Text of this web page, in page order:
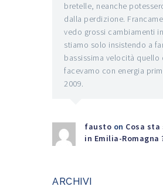
bretelle, neanche
dalla perdizione.
vedo grossi cambiamenti
stiamo solo insistendo a
bassissima velocità quello
facevamo con energia
2009.
fausto on Cosa sta
in Emilia-Romagna
ARCHIVI